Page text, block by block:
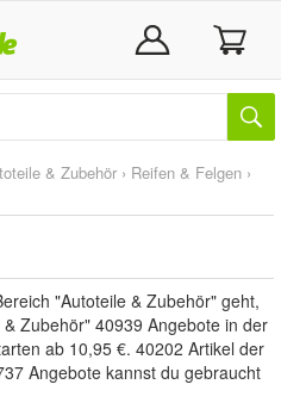
& Zubehör › Reifen & Felgen ›
"Autoteile & Zubehör" geht,
Zubehör" 40939 Angebote in der
ab 10,95 €. 40202 Artikel der
Angebote kannst du gebraucht